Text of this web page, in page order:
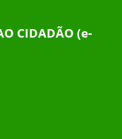
CIDADÃO (e-